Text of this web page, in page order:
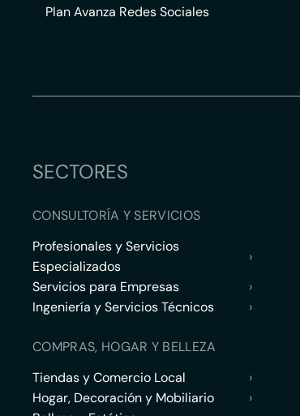
Plan Avanza Redes Sociales
SECTORES
CONSULTORÍA Y SERVICIOS
Profesionales y Servicios
Especializados
›
Servicios para Empresas
›
Ingeniería y Servicios Técnicos
›
COMPRAS, HOGAR Y BELLEZA
Tiendas y Comercio Local
›
Hogar, Decoración y Mobiliario
›